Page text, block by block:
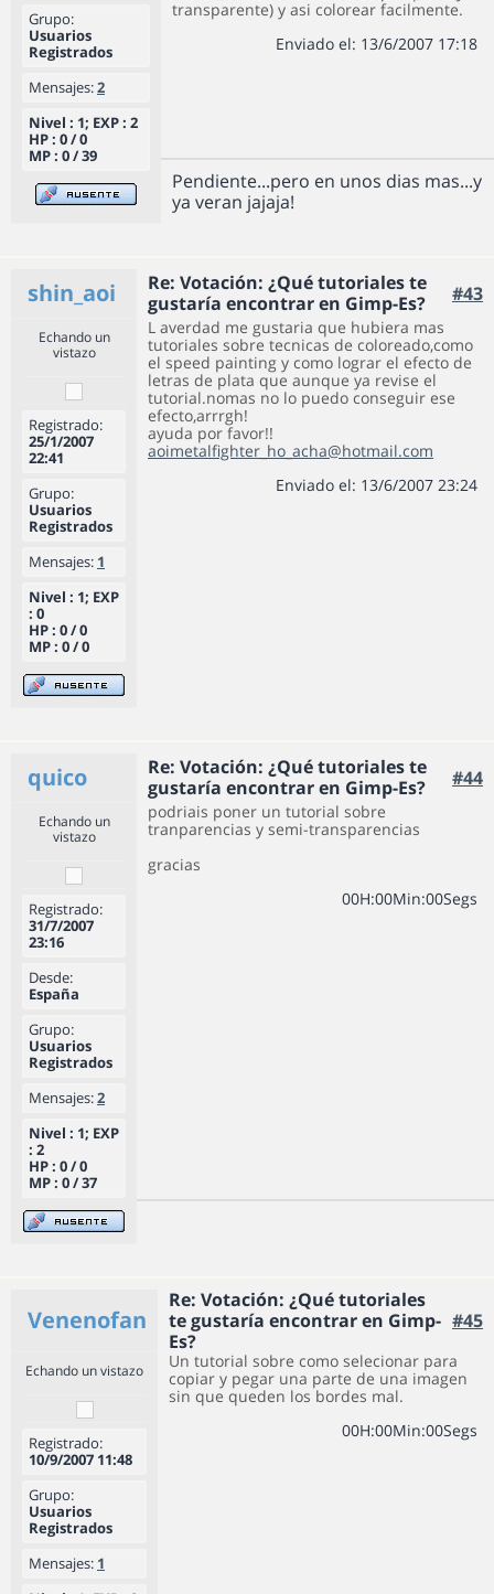
Grupo:
Usuarios
Registrados
Mensajes:2
Nivel : 1; EXP : 2
HP : 0 / 0
MP : 0 / 39
transparente) y asi colorear facilmente.
Enviado el: 13/6/2007 17:18
Pendiente...pero en unos dias mas...y
ya veran jajaja!
shin_aoi
Re: Votación: ¿Qué tutoriales te
gustaría encontrar en Gimp-Es?
#43
Echando un
vistazo
Registrado:
25/1/2007
22:41
Grupo:
Usuarios
Registrados
Mensajes: 1
Nivel : 1; EXP
: 0
HP : 0 / 0
MP : 0 / 0
L averdad me gustaria que hubiera mas
tutoriales sobre tecnicas de coloreado,como
el speed painting y como lograr el efecto de
letras de plata que aunque ya revise el
tutorial.nomas no lo puedo conseguir ese
efecto,arrrgh!
ayuda por favor!!
aoimetalfighter_ho_acha@hotmail.com
Enviado el: 13/6/2007 23:24
quico
Re: Votación: ¿Qué tutoriales te
gustaría encontrar en Gimp-Es?
#44
Echando un
vistazo
Registrado:
31/7/2007
23:16
Desde:
España
Grupo:
Usuarios
Registrados
Mensajes:2
Nivel : 1; EXP
: 2
HP : 0 / 0
MP : 0 / 37
podriais poner un tutorial sobre
tranparencias y semi-transparencias
gracias
00H:00Min:00Segs
Venenofan
Re: Votación: ¿Qué tutoriales
te gustaría encontrar en Gimp-
Es?
#45
Echando un vistazo
Registrado:
10/9/2007 11:48
Grupo:
Usuarios
Registrados
Mensajes: 1
Un tutorial sobre como selecionar para
copiar y pegar una parte de una imagen
sin que queden los bordes mal.
00H:00Min:00Segs